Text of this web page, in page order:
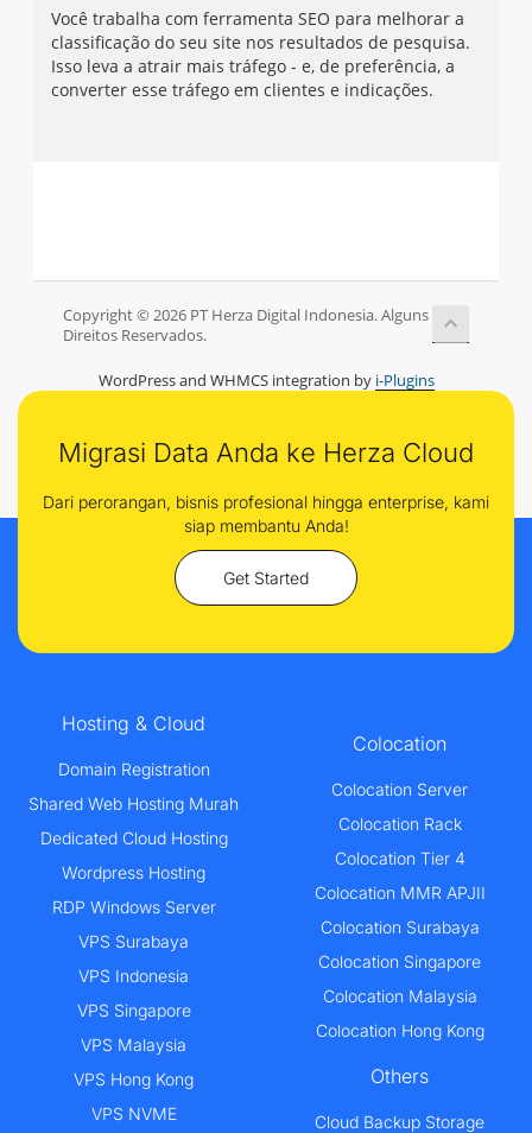
Você trabalha com ferramenta SEO para melhorar a
classificação do seu site nos resultados de pesquisa.
Isso leva a atrair mais tráfego - e, de preferência, a
converter esse tráfego em clientes e indicações.
Copyright © 2026 PT Herza Digital Indonesia. Alguns
Direitos Reservados.
WordPress and WHMCS integration by i-Plugins
Migrasi Data Anda ke Herza Cloud
Dari perorangan, bisnis profesional hingga enterprise, kami
siap membantu Anda!
Get Started
Hosting & Cloud
Domain Registration
Shared Web Hosting Murah
Dedicated Cloud Hosting
Wordpress Hosting
RDP Windows Server
VPS Surabaya
VPS Indonesia
VPS Singapore
VPS Malaysia
VPS Hong Kong
VPS NVME
Colocation
Colocation Server
Colocation Rack
Colocation Tier 4
Colocation MMR APJII
Colocation Surabaya
Colocation Singapore
Colocation Malaysia
Colocation Hong Kong
Others
Cloud Backup Storage